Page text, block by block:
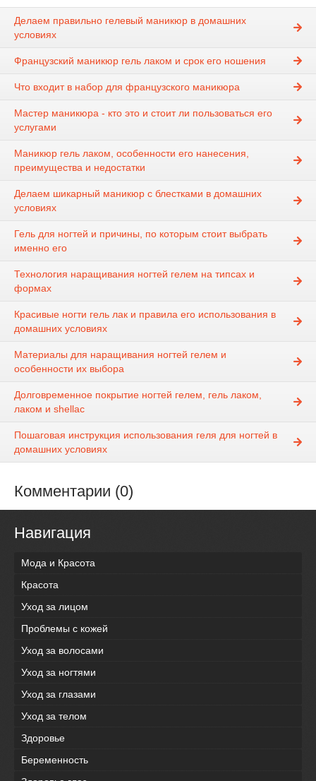
Делаем правильно гелевый маникюр в домашних
условиях
Французский маникюр гель лаком и срок его ношения
Что входит в набор для французского маникюра
Мастер маникюра - кто это и стоит ли пользоваться его
услугами
Маникюр гель лаком, особенности его нанесения,
преимущества и недостатки
Делаем шикарный маникюр с блестками в домашних
условиях
Гель для ногтей и причины, по которым стоит выбрать
именно его
Технология наращивания ногтей гелем на типсах и
формах
Красивые ногти гель лак и правила его использования в
домашних условиях
Материалы для наращивания ногтей гелем и
особенности их выбора
Долговременное покрытие ногтей гелем, гель лаком,
лаком и shellac
Пошаговая инструкция использования геля для ногтей в
домашних условиях
Комментарии (0)
Навигация
Мода и Красота
Красота
Уход за лицом
Проблемы с кожей
Уход за волосами
Уход за ногтями
Уход за глазами
Уход за телом
Здоровье
Беременность